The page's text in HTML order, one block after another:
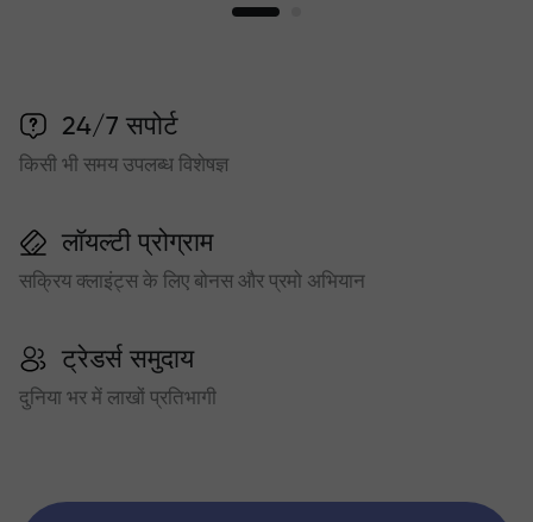
24/7 सपोर्ट
किसी भी समय उपलब्ध विशेषज्ञ
लॉयल्टी प्रोग्राम
सक्रिय क्लाइंट्स के लिए बोनस और प्रमो अभियान
ट्रेडर्स समुदाय
दुनिया भर में लाखों प्रतिभागी